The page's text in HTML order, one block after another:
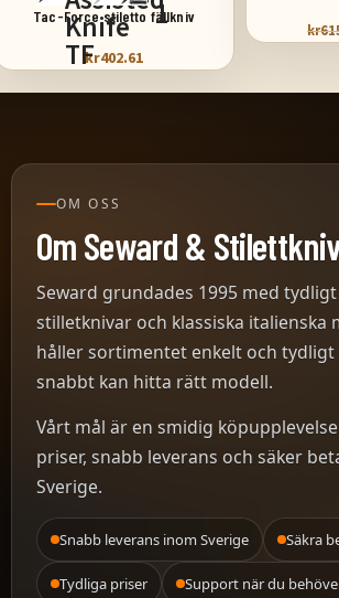
Tac-Force stiletto fällkniv
kr402.61
kr
OM OSS
Om Seward &
Seward grundades 1995 med
stilletknivar och klassiska italienska
håller sortimentet enkelt och tydligt
snabbt kan hitta rätt modell.
Vårt mål är en smidig
priser, snabb leverans och säker
Sverige.
Snabb leverans inom Sverige Säkra
Tydliga priser Support när du